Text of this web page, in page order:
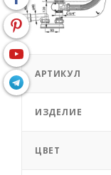
АРТИКУЛ
ИЗДЕЛИЕ
ЦВЕТ